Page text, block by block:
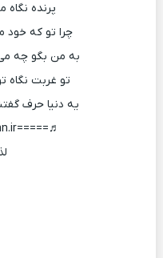
پرنده
چرا تو که
به من بگو چه
تو غربت نگاه
یه دنیا حرف
♬=====songestann.ir====♬